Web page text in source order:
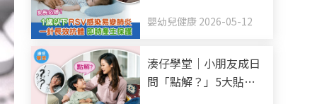
即時產生保護
嬰幼兒健康 2026-05-12
湊仔學堂｜小朋友成日
問「點解？」5大貼士